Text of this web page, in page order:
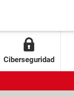
Ciberseguridad